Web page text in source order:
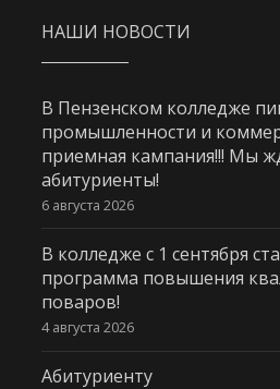
НАШИ НОВОСТИ
В Пензенском колледже
промышленности и
приемная кампания!!! Мы
абитуриенты!
6 августа 2026
В колледже с 1 сентября
программа повышения
поваров!
4 августа 2026
Абитуриенту